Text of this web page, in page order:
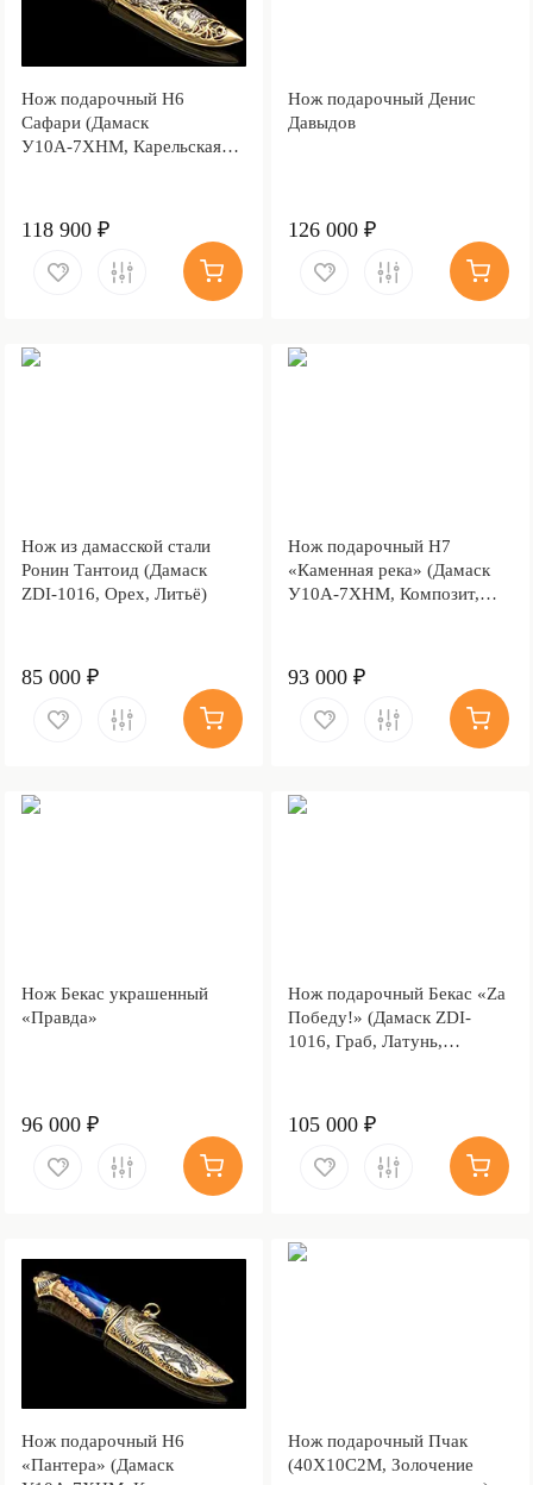
Нож подарочный Н6
Сафари (Дамаск
У10А-7ХНМ, Карельская
118 900 ₽
Нож подарочный Денис
Давыдов
126 000 ₽
Нож из дамасской стали
Ронин Тантоид (Дамаск
ZDI-1016, Орех, Литьё)
85 000 ₽
Нож подарочный Н7
«Каменная река» (Дамаск
У10А-7ХНМ, Композит,
93 000 ₽
Нож Бекас украшенный
«Правда»
96 000 ₽
Нож подарочный Бекас «Za
Победу!» (Дамаск ZDI-
1016, Граб, Латунь,
105 000 ₽
Нож подарочный Н6
«Пантера» (Дамаск
Нож подарочный Пчак
(40Х10С2М, Золочение